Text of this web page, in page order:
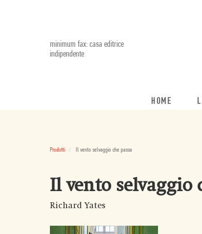
minimum fax: casa editrice
indipendente
HOME
Prodotti Il vento selvaggio che passa
Il vento selvaggio
Richard Yates